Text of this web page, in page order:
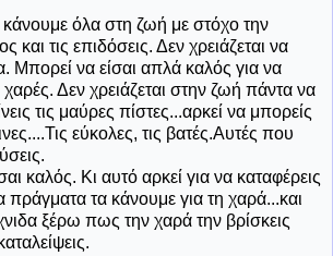
κάνουμε όλα στη ζωή με στόχο την
και τις επιδόσεις. Δεν χρειάζεται να
Μπορεί να είσαι απλά καλός για να
Δεν χρειάζεται στην ζωή πάντα να
τις μαύρες πίστες...αρκεί να μπορείς
εύκολες, τις βατές.Αυτές που
καλός. Κι αυτό αρκεί για να καταφέρεις
πράγματα τα κάνουμε για τη χαρά...και
ξέρω πως την χαρά την βρίσκεις